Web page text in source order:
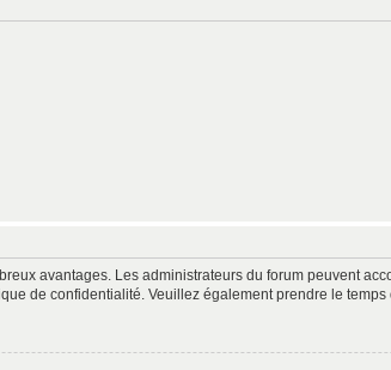
avantages. Les administrateurs du forum peuvent
de confidentialité. Veuillez également prendre le